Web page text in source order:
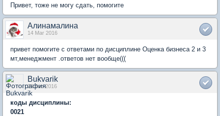
Привет, тоже не могу сдать, помогите
Алинамалина
14 Mar 2016
привет помогите с ответами по дисциплине Оценка бизнеса 2 и 3
мт,менеджмент .ответов нет вообще(((
Bukvarik
29 Jun 2016
коды дисциплины:
0021